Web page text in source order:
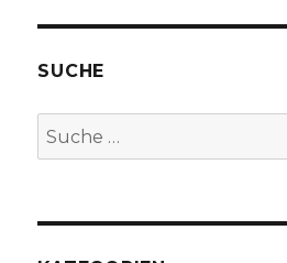
SUCHE
Suche
nach: